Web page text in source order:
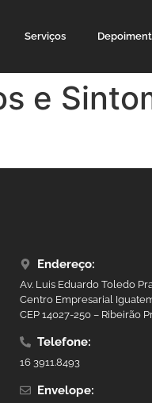
Serviços
e
Endereço:
Av. Luis Eduardo Toledo
Centro Empresarial
CEP 14027-250 – Ribeirão
Telefone:
16 3911.8493
Envelope: